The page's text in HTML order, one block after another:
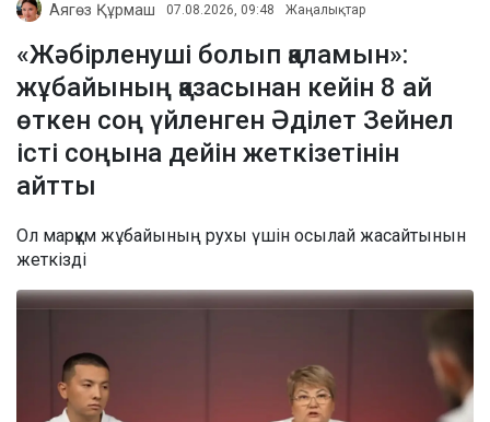
Аягөз Құрмаш 07.08.2026, 09:48 Жаңалықтар
«Жәбірленуші болып қаламын»:
жұбайының қазасынан кейін 8 ай
өткен соң үйленген Әділет Зейнел
істі соңына дейін жеткізетінін
айтты
Ол марқұм жұбайының рухы үшін осылай жасайтынын
жеткізді